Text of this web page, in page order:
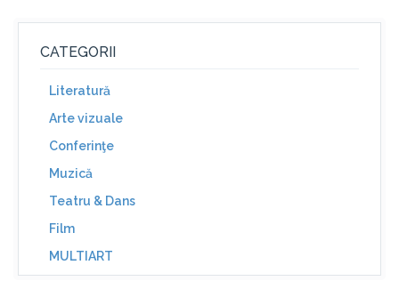
CATEGORII
Literatură
Arte vizuale
Conferinţe
Muzică
Teatru & Dans
Film
MULTIART